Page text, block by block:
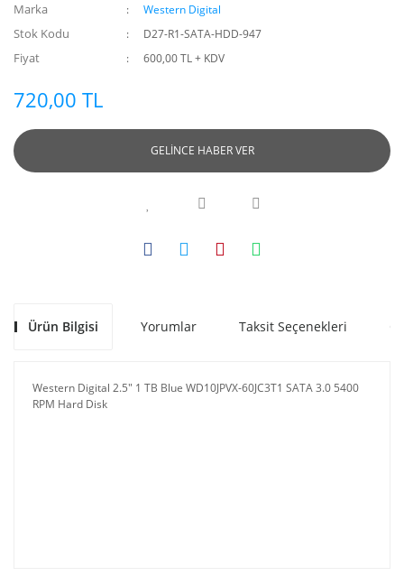
Marka Western Digital
Stok Kodu D27-R1-SATA-HDD-947
Fiyat 600,00 TL + KDV
720,00 TL
GELİNCE HABER VER
Ürün Bilgisi Yorumlar Taksit Seçenekleri
Western Digital 2.5" 1 TB Blue WD10JPVX-60JC3T1 SATA 3.0 5400
RPM Hard Disk